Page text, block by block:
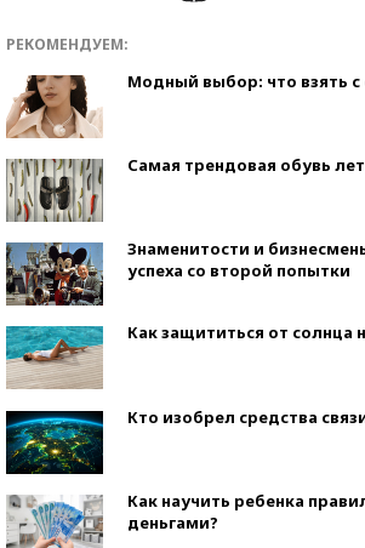
РЕКОМЕНДУЕМ:
Модный выбор: что взять с
Самая трендовая обувь
Знаменитости и
успеха со второй попытки
Как защититься от солнца
Кто изобрел средства
Как научить ребенка
деньгами?